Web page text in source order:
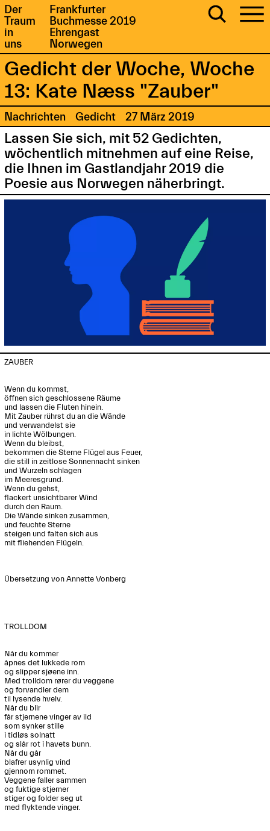
Der
Traum
in
uns
Frankfurter
Buchmesse 2019
Ehrengast
Norwegen
Gedicht der Woche, Woche
13: Kate Næss "Zauber"
Nachrichten Gedicht 27 März 2019
Lassen Sie sich, mit 52 Gedichten,
wöchentlich mitnehmen auf eine Reise,
die Ihnen im Gastlandjahr 2019 die
Poesie aus Norwegen näherbringt.
ZAUBER
Wenn du kommst,
öffnen sich geschlossene Räume
und lassen die Fluten hinein.
Mit Zauber rührst du an die Wände
und verwandelst sie
in lichte Wölbungen.
Wenn du bleibst,
bekommen die Sterne Flügel aus Feuer,
die still in zeitlose Sonnennacht sinken
und Wurzeln schlagen
im Meeresgrund.
Wenn du gehst,
flackert unsichtbarer Wind
durch den Raum.
Die Wände sinken zusammen,
und feuchte Sterne
steigen und falten sich aus
mit fliehenden Flügeln.
Übersetzung von Annette Vonberg
TROLLDOM
Når du kommer
åpnes det lukkede rom
og slipper sjøene inn.
Med trolldom rører du veggene
og forvandler dem
til lysende hvelv.
Når du blir
får stjernene vinger av ild
som synker stille
i tidløs solnatt
og slår rot i havets bunn.
Når du går
blafrer usynlig vind
gjennom rommet.
Veggene faller sammen
og fuktige stjerner
stiger og folder seg ut
med flyktende vinger.